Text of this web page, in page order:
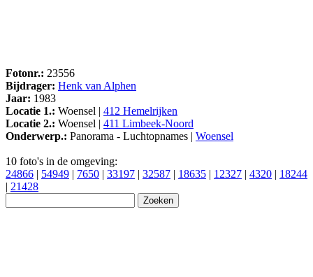
Fotonr.: 23556
Bijdrager: Henk van Alphen
Jaar: 1983
Locatie 1.: Woensel | 412 Hemelrijken
Locatie 2.: Woensel | 411 Limbeek-Noord
Onderwerp.: Panorama - Luchtopnames | Woensel
10 foto's in de omgeving:
24866 | 54949 | 7650 | 33197 | 32587 | 18635 | 12327 | 4320 | 18244
| 21428